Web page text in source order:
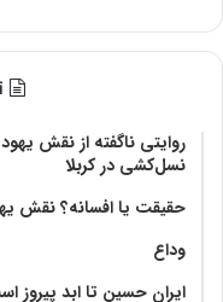
روایتی ناگفته از نقش
نسل‌کشی در کربلا
حقیقت یا افسانه؟‌ نقش
وداع
ایران حسین تا ابد پیروز